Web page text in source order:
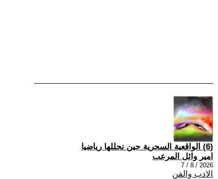
(6) الواقعية السحرية حين نحللها رياضيا
امير وائل المرعب
2026 / 8 / 7
الادب والفن